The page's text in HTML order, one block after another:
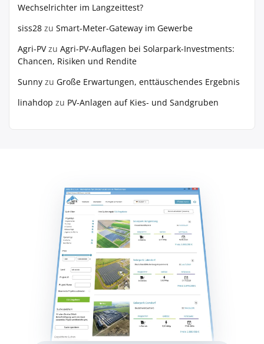
Wechselrichter im Langzeittest?
siss28 zu Smart-Meter-Gateway im Gewerbe
Agri-PVzu Agri-PV-Auflagen bei Solarpark-Investments:
Chancen, Risiken und Rendite
Sunny zu Große Erwartungen, enttäuschendes Ergebnis
linahdop zu PV‑Anlagen auf Kies- und Sandgruben